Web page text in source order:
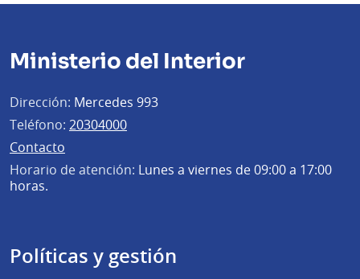
Ministerio del Interior
Dirección: Mercedes 993
Teléfono: 20304000
Contacto
Horario de atención: Lunes a viernes de 09:00 a 17:00
horas.
Políticas y gestión